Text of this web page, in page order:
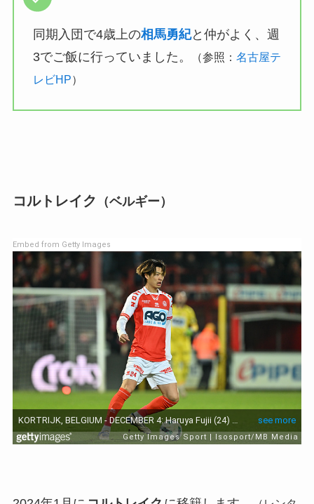
同期入団で4歳上の相馬勇紀と仲がよく、週
3でご飯に行っていました。
（参照： 名古屋テ
レビHP）
コルトレイク （ベルギー）
Embed from Getty Images